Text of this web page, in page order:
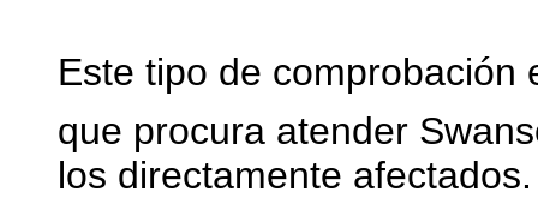
Este tipo de
que procura atender
los directamente afectados.